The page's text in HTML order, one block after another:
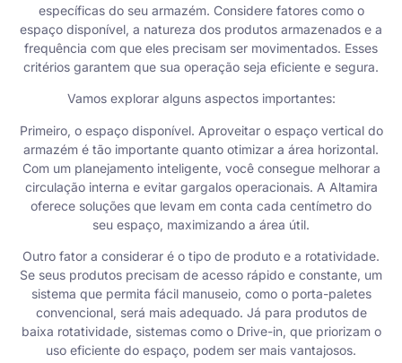
específicas do seu armazém. Considere fatores como o
espaço disponível, a natureza dos produtos armazenados e a
frequência com que eles precisam ser movimentados. Esses
critérios garantem que sua operação seja eficiente e segura.
Vamos explorar alguns aspectos importantes:
Primeiro, o espaço disponível. Aproveitar o espaço vertical do
armazém é tão importante quanto otimizar a área horizontal.
Com um planejamento inteligente, você consegue melhorar a
circulação interna e evitar gargalos operacionais. A Altamira
oferece soluções que levam em conta cada centímetro do
seu espaço, maximizando a área útil.
Outro fator a considerar é o tipo de produto e a rotatividade.
Se seus produtos precisam de acesso rápido e constante, um
sistema que permita fácil manuseio, como o porta-paletes
convencional, será mais adequado. Já para produtos de
baixa rotatividade, sistemas como o Drive-in, que priorizam o
uso eficiente do espaço, podem ser mais vantajosos.